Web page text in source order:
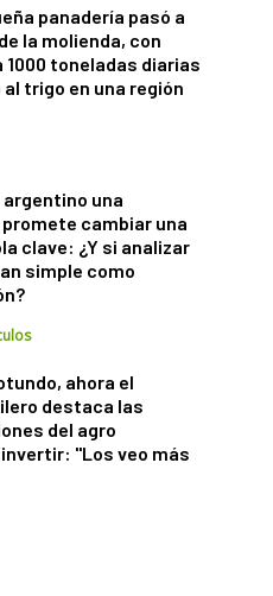
panadería pasó a
la molienda, con
1000 toneladas diarias
trigo en una región
una
cambiar una
clave: ¿Y si analizar
simple como
ahora el
destaca las
del agro
"Los veo más